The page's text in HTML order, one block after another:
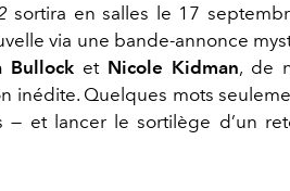
sortira en salles le 17
via une bande-annonce
Bullock et Nicole Kidman, de
inédite. Quelques mots
— et lancer le sortilège d’un